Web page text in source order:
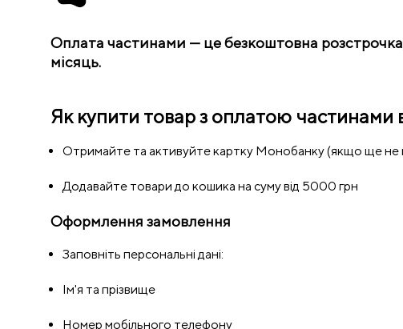
Оплата частинами — це безкоштовна
місяць.
Як купити товар з оплатою частинами
Отримайте та активуйте картку Монобанку (якщо ще не
Додавайте товари до кошика на суму від 5000 грн
Оформлення замовлення
Заповніть персональні дані:
Ім'я та прізвище
Номер мобільного телефону